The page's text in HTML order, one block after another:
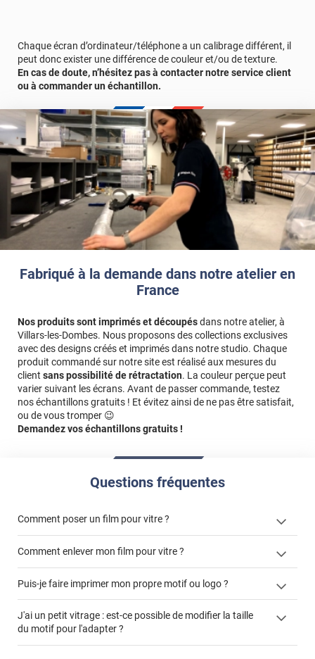
Fabriqué à la demande dans notre atelier en
France
Nos produits sont imprimés et découpésdans notre atelier, à
Villars-les-Dombes. Nous proposons des collections exclusives
avec des designs créés et imprimés dans notre studio. Chaque
produit commandé sur notre site est réalisé aux mesures du
client sans possibilité de rétractation. La couleur perçue peut
varier suivant les écrans. Avant de passer commande, testez
nos échantillons gratuits ! Et évitez ainsi de ne pas être satisfait,
ou de vous tromper 😉
Demandez vos échantillons gratuits !
Questions fréquentes
Comment poser un film pour vitre ?
cet article
Comment enlever mon film pour vitre ?
enlever et stocker
votre film électrostatique pour vitre
Puis-je faire imprimer mon propre motif ou logo ?
personnaliser
J'ai un petit vitrage : est-ce possible de modifier la taille
du motif pour l'adapter ?
Chaque écran d’ordinateur/téléphone a un calibrage différent, il
peut donc exister une différence de couleur et/ou de texture.
En cas de doute, n’hésitez pas à contacter notre service client
ou à commander un échantillon.